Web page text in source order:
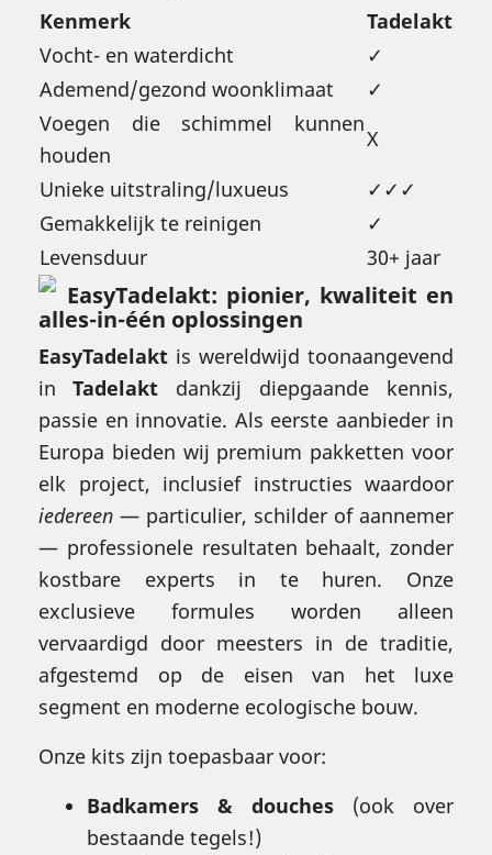
Kenmerk
Tadelakt
Vocht- en waterdicht
✓
Ademend/gezond woonklimaat
✓
Voegen die schimmel kunnen
houden
X
Unieke uitstraling/luxueus
✓✓✓
Gemakkelijk te reinigen
✓
Levensduur
30+ jaar
EasyTadelakt: pionier, kwaliteit en
alles-in-één oplossingen
EasyTadelakt is wereldwijd toonaangevend
in Tadelakt dankzij diepgaande kennis,
passie en innovatie. Als eerste aanbieder in
Europa bieden wij premium pakketten voor
elk project, inclusief instructies waardoor
iedereen — particulier, schilder of aannemer
— professionele resultaten behaalt, zonder
kostbare experts in te huren. Onze
exclusieve formules worden alleen
vervaardigd door meesters in de traditie,
afgestemd op de eisen van het luxe
segment en moderne ecologische bouw.
Onze kits zijn toepasbaar voor:
Badkamers & douches (ook over
bestaande tegels!)